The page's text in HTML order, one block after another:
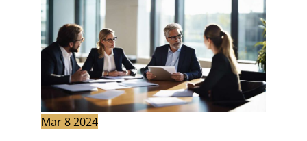
Mar82024